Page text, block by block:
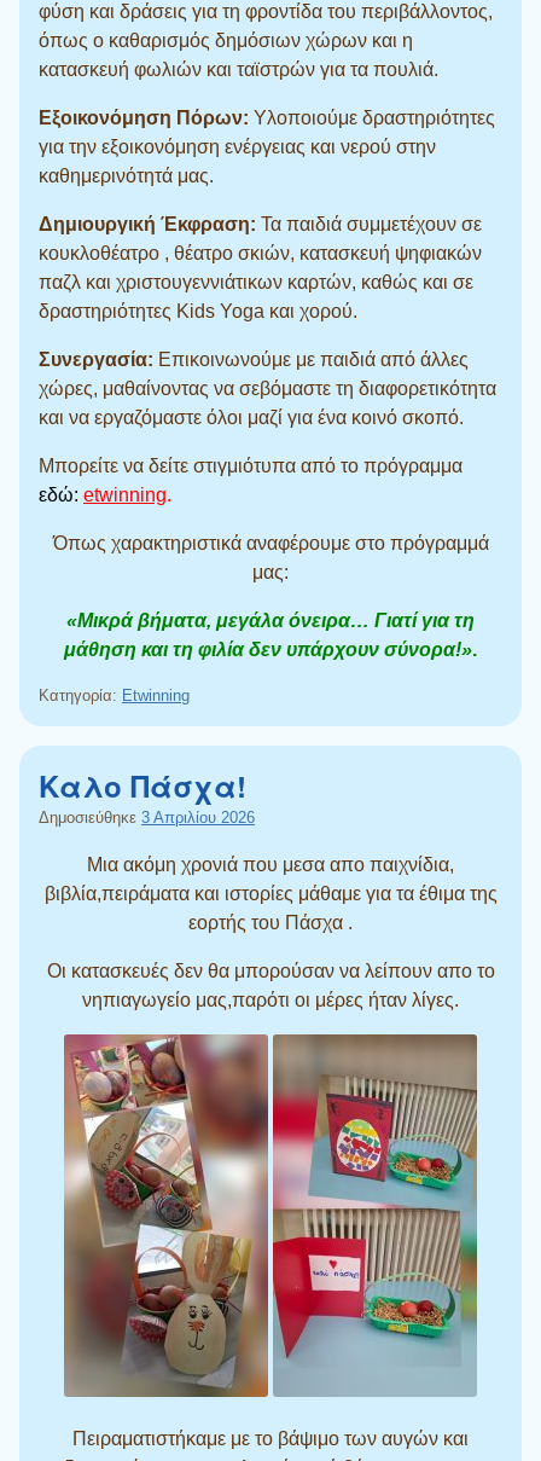
φύση και δράσεις για τη φροντίδα του περιβάλλοντος,
όπως ο καθαρισμός δημόσιων χώρων και η
κατασκευή φωλιών και ταϊστρών για τα πουλιά.
Εξοικονόμηση Πόρων: Υλοποιούμε δραστηριότητες
για την εξοικονόμηση ενέργειας και νερού στην
καθημερινότητά μας.
Δημιουργική Έκφραση: Τα παιδιά συμμετέχουν σε
κουκλοθέατρο , θέατρο σκιών, κατασκευή ψηφιακών
παζλ και χριστουγεννιάτικων καρτών, καθώς και σε
δραστηριότητες Kids Yoga και χορού.
Συνεργασία: Επικοινωνούμε με παιδιά από άλλες
χώρες, μαθαίνοντας να σεβόμαστε τη διαφορετικότητα
και να εργαζόμαστε όλοι μαζί για ένα κοινό σκοπό.
Μπορείτε να δείτε στιγμιότυπα από το πρόγραμμα
εδώ: etwinning.
Όπως χαρακτηριστικά αναφέρουμε στο πρόγραμμά
μας:
«Μικρά βήματα, μεγάλα όνειρα… Γιατί για τη
μάθηση και τη φιλία δεν υπάρχουν σύνορα!».
Κατηγορία: Etwinning
Καλο Πάσχα!
Δημοσιεύθηκε 3 Απριλίου 2026
Μια ακόμη χρονιά που μεσα απο παιχνίδια,
βιβλία,πειράματα και ιστορίες μάθαμε για τα έθιμα της
εορτής του Πάσχα .
Οι κατασκευές δεν θα μπορούσαν να λείπουν απο το
νηπιαγωγείο μας,παρότι οι μέρες ήταν λίγες.
Πειραματιστήκαμε με το βάψιμο των αυγών και